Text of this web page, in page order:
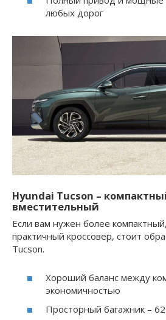
любых дорог
Hyundai Tucson –
вместительный
Если вам нужен более
практичный кроссовер, стоит
Tucson.
Хороший баланс между
экономичностью
Просторный багажник –